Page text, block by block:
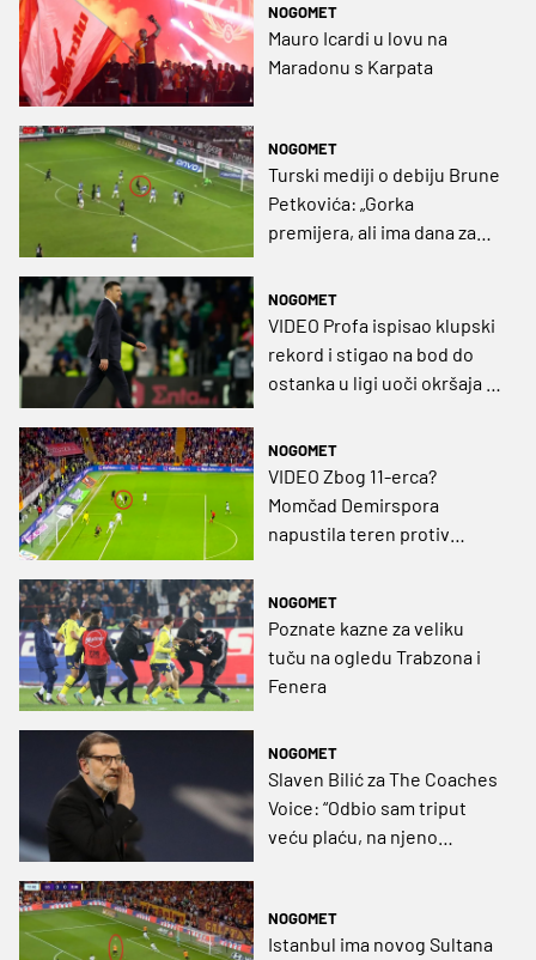
NOGOMET
Mauro Icardi u lovu na
Maradonu s Karpata
NOGOMET
Turski mediji o debiju Brune
Petkovića: „Gorka
premijera, ali ima dana za
NOGOMET
VIDEO Profa ispisao klupski
rekord i stigao na bod do
ostanka u ligi uoči okršaja s
NOGOMET
VIDEO Zbog 11-erca?
Momčad Demirspora
napustila teren protiv
NOGOMET
Poznate kazne za veliku
tuču na ogledu Trabzona i
Fenera
NOGOMET
Slaven Bilić za The Coaches
Voice: “Odbio sam triput
veću plaću, na njeno
NOGOMET
Istanbul ima novog Sultana